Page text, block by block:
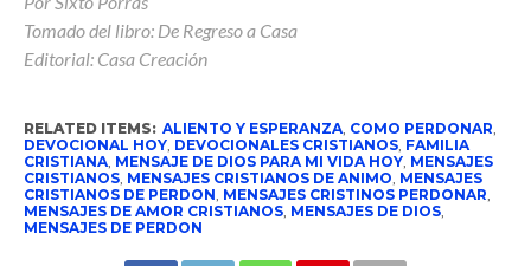
Tomado del libro: De Regreso a Casa
Editorial: Casa Creación
RELATED ITEMS: ALIENTO Y ESPERANZA, COMO PERDONAR,
DEVOCIONAL HOY, DEVOCIONALES CRISTIANOS, FAMILIA
CRISTIANA, MENSAJE DE DIOS PARA MI VIDA HOY, MENSAJES
CRISTIANOS, MENSAJES CRISTIANOS DE ANIMO, MENSAJES
CRISTIANOS DE PERDON, MENSAJES CRISTINOS PERDONAR,
MENSAJES DE AMOR CRISTIANOS, MENSAJES DE DIOS,
MENSAJES DE PERDON